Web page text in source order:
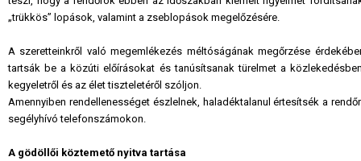
„trükkös” lopások, valamint a zseblopások megelőzésére.
A szeretteinkről való megemlékezés méltóságának megőrzése
tartsák be a közúti előírásokat és tanúsítsanak türelmet a
kegyeletről és az élet tiszteletéről szóljon.
Amennyiben rendellenességet észlelnek, haladéktalanul értesítsék a
segélyhívó telefonszámokon.
A gödöllői köztemető nyitva tartása